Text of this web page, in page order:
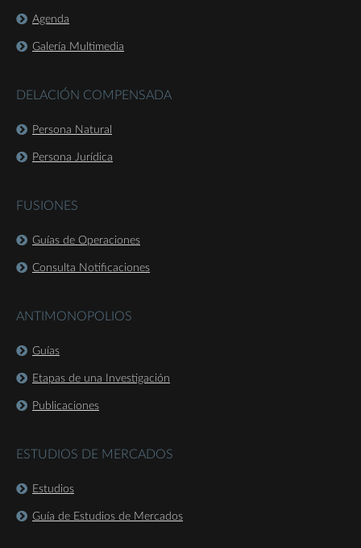
Agenda
Galería Multimedia
DELACIÓN COMPENSADA
Persona Natural
Persona Jurídica
FUSIONES
Guías de Operaciones
Consulta Notificaciones
ANTIMONOPOLIOS
Guías
Etapas de una Investigación
Publicaciones
ESTUDIOS DE MERCADOS
Estudios
Guía de Estudios de Mercados